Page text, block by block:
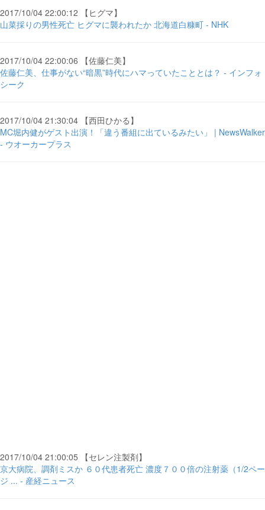
2017/10/04 22:00:12 【ヒグマ】
山菜採りの男性死亡 ヒグマに襲われたか 北海道白糠町 - NHK
2017/10/04 22:00:06 【佐藤仁美】
佐藤仁美、仕事がない“暗黒”時代にハマっていたこととは？ - インフォ
シーク
2017/10/04 21:30:04 【西田ひかる】
MC堀内健がゲスト出演！「違う番組に出ているみたい」 | NewsWalker
- ウオーカープラス
2017/10/04 21:00:05 【セレン注製剤】
京大病院、調剤ミスか ６０代患者死亡 濃度７００倍の注射薬（1/2ペー
ジ ... - 産経ニュース